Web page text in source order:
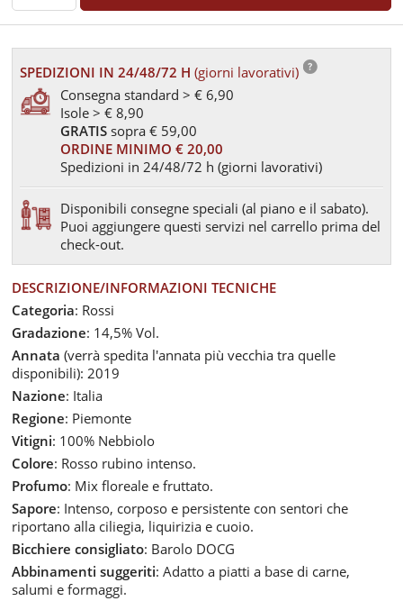
SPEDIZIONI IN 24/48/72 H(giorni lavorativi)
Consegna standard > € 6,90
Isole > € 8,90
GRATIS sopra € 59,00
ORDINE MINIMO € 20,00
Spedizioni in 24/48/72 h (giorni lavorativi)
Disponibili consegne speciali (al piano e il sabato).
Puoi aggiungere questi servizi nel carrello prima del
check-out.
DESCRIZIONE/INFORMAZIONI TECNICHE
Categoria: Rossi
Gradazione: 14,5% Vol.
Annata(verrà spedita l'annata più vecchia tra quelle
disponibili): 2019
Nazione: Italia
Regione: Piemonte
Vitigni: 100% Nebbiolo
Colore: Rosso rubino intenso.
Profumo: Mix floreale e fruttato.
Sapore: Intenso, corposo e persistente con sentori che
riportano alla ciliegia, liquirizia e cuoio.
Bicchiere consigliato: Barolo DOCG
Abbinamenti suggeriti: Adatto a piatti a base di carne,
salumi e formaggi.